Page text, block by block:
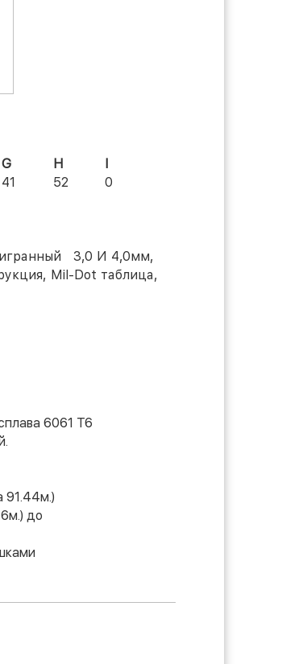
G H
I
41 52 0
3,0 И 4,0мм,
Mil-Dot таблица,
6061 Т6
91.44м.)
до